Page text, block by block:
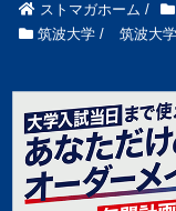
ストマガホーム /
筑波大学 / 筑波大